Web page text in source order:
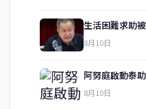
生活困難求助
8月10日
阿努庭啟動泰
8月10日
關於我們
service@thaichinesenews.com